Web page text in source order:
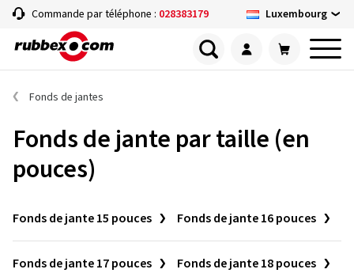
Commande par téléphone : 028383179 Luxembourg
Fonds de jantes
Fonds de jante par taille (en
pouces)
Fonds de jante 15 pouces Fonds de jante 16 pouces
Fonds de jante 17 pouces Fonds de jante 18 pouces